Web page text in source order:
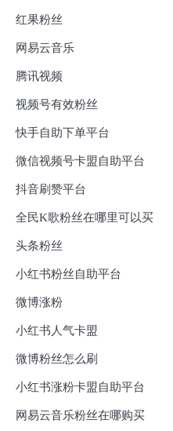
红果粉丝
网易云音乐
腾讯视频
视频号有效粉丝
快手自助下单平台
微信视频号卡盟自助平台
抖音刷赞平台
全民K歌粉丝在哪里可以买
头条粉丝
小红书粉丝自助平台
微博涨粉
小红书人气卡盟
微博粉丝怎么刷
小红书涨粉卡盟自助平台
网易云音乐粉丝在哪购买